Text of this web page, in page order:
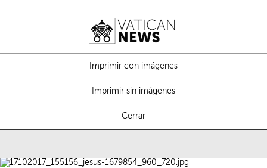
Imprimir con imágenes
Imprimir sin imágenes
Cerrar